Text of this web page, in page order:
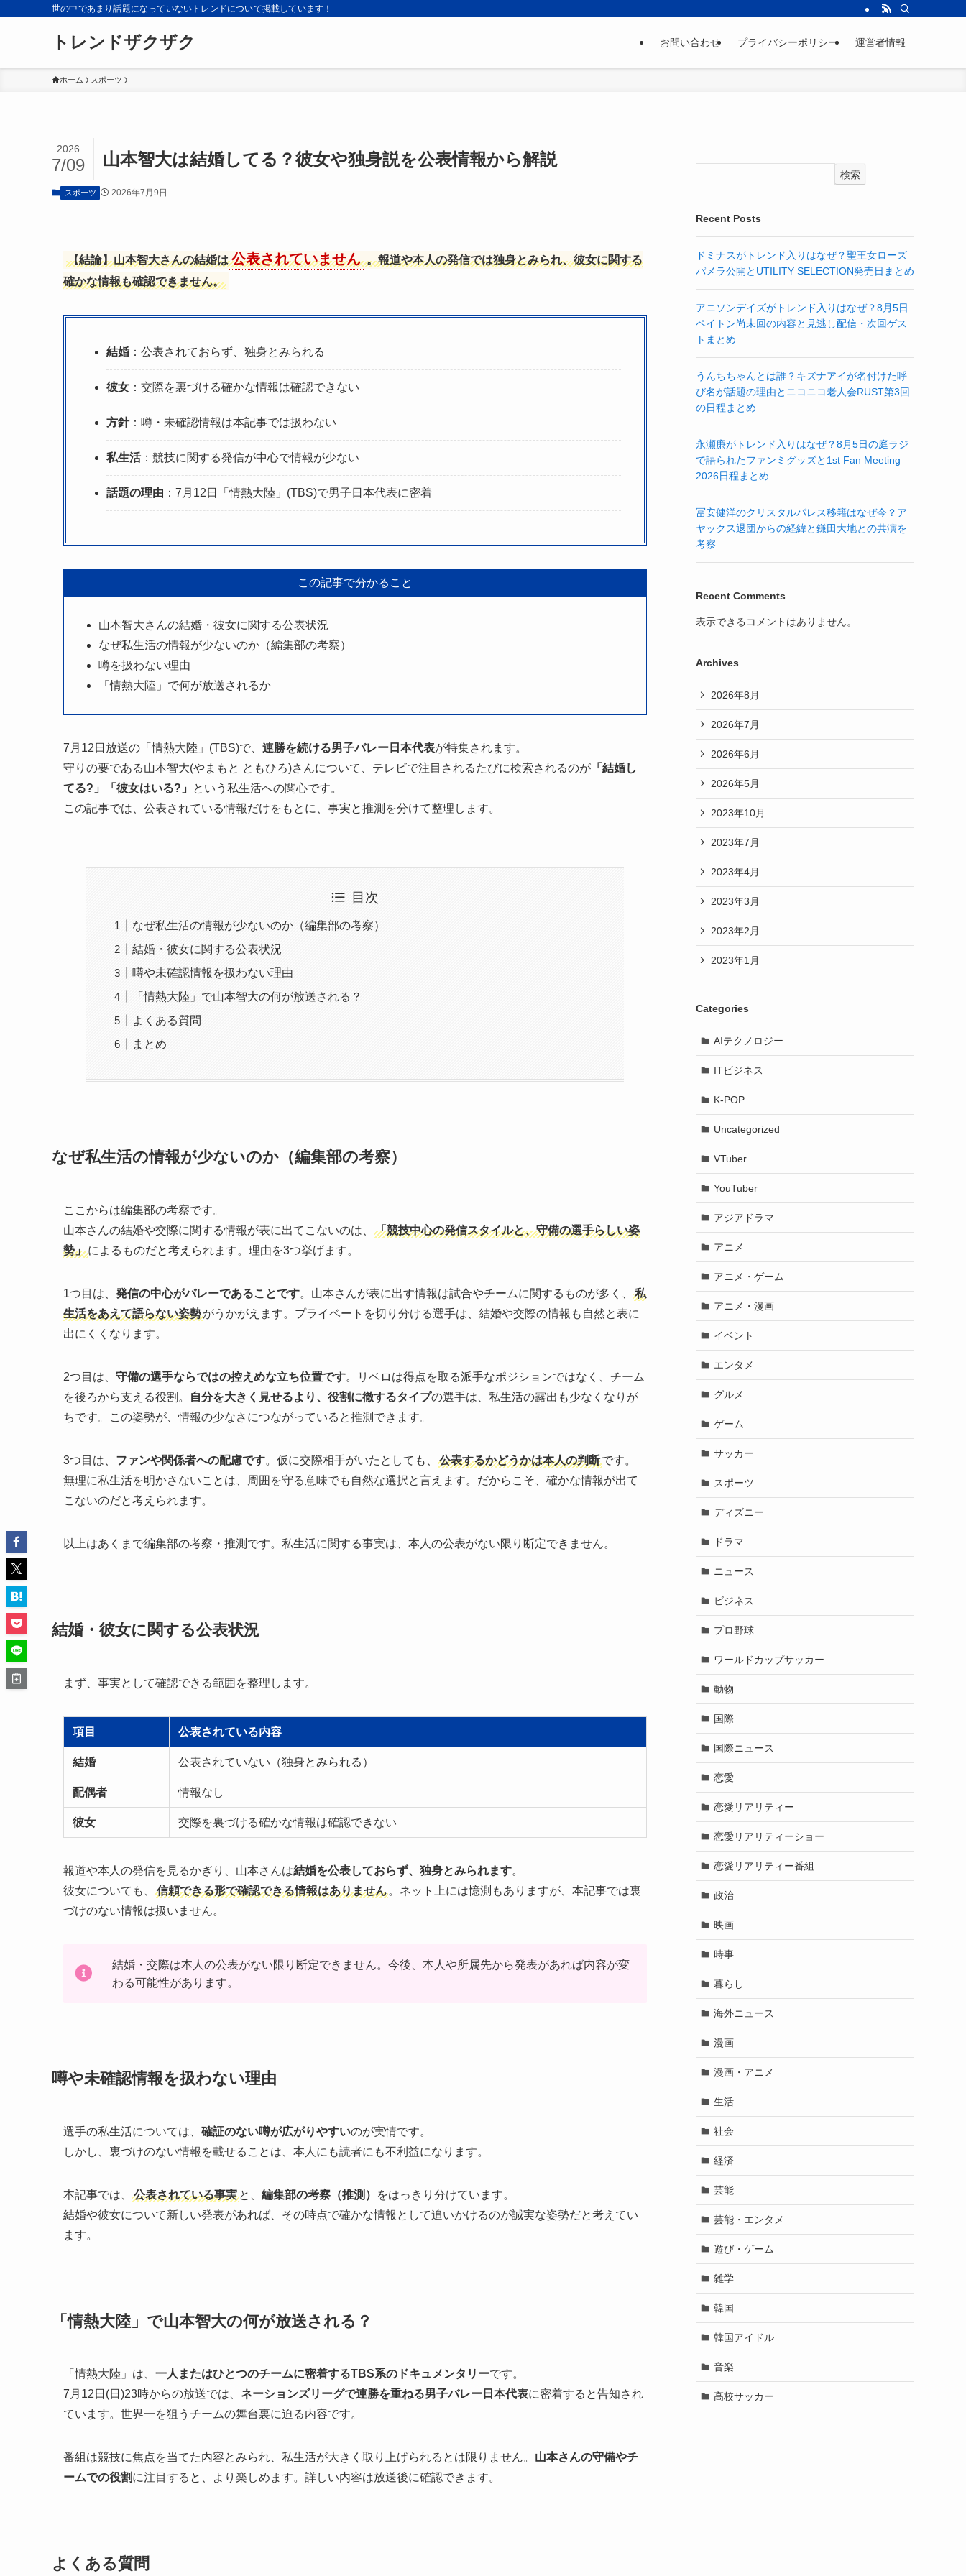
世の中であまり話題になっていないトレンドについて掲載しています！
トレンドザクザク お問い合わせ プライバシーポリシー 運営者情報
ホーム スポーツ
山本智大は結婚してる？彼女や独身説を公表情報から解説
2026
7/09
スポーツ 2026年7月9日
【結論】山本智大さんの結婚は 公表されていません 。報道や本人の発信では独身とみられ、彼女に関する
確かな情報も確認できません。
結婚 ：公表されておらず、独身とみられる
彼女 ：交際を裏づける確かな情報は確認できない
方針：噂・未確認情報は本記事では扱わない
私生活：競技に関する発信が中心で情報が少ない
話題の理由 ：7月12日「情熱大陸」(TBS)で男子日本代表に密着
この記事で分かること
山本智大さんの結婚・彼女に関する公表状況
なぜ私生活の情報が少ないのか（編集部の考察）
噂を扱わない理由
「情熱大陸」で何が放送されるか
7月12日放送の「情熱大陸」(TBS)で、 連勝を続ける男子バレー日本代表が特集されます。
守りの要である山本智大(やまもと ともひろ)さんについて、テレビで注目されるたびに検索されるのが 「結婚し
てる?」「彼女はいる?」
という私生活への関心です。
この記事では、公表されている情報だけをもとに、事実と推測を分けて整理します。
目次
なぜ私生活の情報が少ないのか（編集部の考察）
結婚・彼女に関する公表状況
噂や未確認情報を扱わない理由
「情熱大陸」で山本智大の何が放送される？
よくある質問
まとめ
なぜ私生活の情報が少ないのか（編集部の考察）
ここからは編集部の考察です。
山本さんの結婚や交際に関する情報が表に出てこないのは、
「競技中心の発信スタイルと、守備の選手らしい姿
勢」によるものだと考えられます。理由を3つ挙げます。
1つ目は、 発信の中心がバレーであることです。山本さんが表に出す情報は試合やチームに関するものが多く、
私
生活をあえて語らない姿勢がうかがえます。プライベートを切り分ける選手は、結婚や交際の情報も自然と表に
出にくくなります。
2つ目は、 守備の選手ならではの控えめな立ち位置です。リベロは得点を取る派手なポジションではなく、チーム
を後ろから支える役割。
自分を大きく見せるより、役割に徹するタイプの選手は、私生活の露出も少なくなりが
ちです。この姿勢が、情報の少なさにつながっていると推測できます。
3つ目は、 ファンや関係者への配慮です。仮に交際相手がいたとしても、 公表するかどうかは本人の判断です。
無理に私生活を明かさないことは、周囲を守る意味でも自然な選択と言えます。だからこそ、確かな情報が出て
こないのだと考えられます。
以上はあくまで編集部の考察・推測です。私生活に関する事実は、本人の公表がない限り断定できません。
結婚・彼女に関する公表状況
まず、事実として確認できる範囲を整理します。
項目 公表されている内容
結婚 公表されていない（独身とみられる）
配偶者 情報なし
彼女 交際を裏づける確かな情報は確認できない
報道や本人の発信を見るかぎり、山本さんは結婚を公表しておらず、独身とみられます。
彼女についても、
信頼できる形で確認できる情報はありません 。ネット上には憶測もありますが、本記事では裏
づけのない情報は扱いません。
結婚・交際は本人の公表がない限り断定できません。今後、本人や所属先から発表があれば内容が変
わる可能性があります。
噂や未確認情報を扱わない理由
選手の私生活については、 確証のない噂が広がりやすいのが実情です。
しかし、裏づけのない情報を載せることは、本人にも読者にも不利益になります。
本記事では、 公表されている事実 と、 編集部の考察（推測）
をはっきり分けています。
結婚や彼女について新しい発表があれば、その時点で確かな情報として追いかけるのが誠実な姿勢だと考えてい
ます。
「情熱大陸」で山本智大の何が放送される？
「情熱大陸」は、 一人またはひとつのチームに密着するTBS系のドキュメンタリーです。
7月12日(日)23時からの放送では、 ネーションズリーグで連勝を重ねる男子バレー日本代表に密着すると告知され
ています。世界一を狙うチームの舞台裏に迫る内容です。
番組は競技に焦点を当てた内容とみられ、私生活が大きく取り上げられるとは限りません。 山本さんの守備やチ
ームでの役割に注目すると、より楽しめます。詳しい内容は放送後に確認できます。
よくある質問
検索
Recent Posts
ドミナスがトレンド入りはなぜ？聖王女ローズ
パメラ公開とUTILITY SELECTION発売日まとめ
アニソンデイズがトレンド入りはなぜ？8月5日
ペイトン尚未回の内容と見逃し配信・次回ゲス
トまとめ
うんちちゃんとは誰？キズナアイが名付けた呼
び名が話題の理由とニコニコ老人会RUST第3回
の日程まとめ
永瀬廉がトレンド入りはなぜ？8月5日の庭ラジ
で語られたファンミグッズと1st Fan Meeting
2026日程まとめ
冨安健洋のクリスタルパレス移籍はなぜ今？ア
ヤックス退団からの経緯と鎌田大地との共演を
考察
Recent Comments
表示できるコメントはありません。
Archives
2026年8月
2026年7月
2026年6月
2026年5月
2023年10月
2023年7月
2023年4月
2023年3月
2023年2月
2023年1月
Categories
AIテクノロジー
ITビジネス
K-POP
Uncategorized
VTuber
YouTuber
アジアドラマ
アニメ
アニメ・ゲーム
アニメ・漫画
イベント
エンタメ
グルメ
ゲーム
サッカー
スポーツ
ディズニー
ドラマ
ニュース
ビジネス
プロ野球
ワールドカップサッカー
動物
国際
国際ニュース
恋愛
恋愛リアリティー
恋愛リアリティーショー
恋愛リアリティー番組
政治
映画
時事
暮らし
海外ニュース
漫画
漫画・アニメ
生活
社会
経済
芸能
芸能・エンタメ
遊び・ゲーム
雑学
韓国
韓国アイドル
音楽
高校サッカー